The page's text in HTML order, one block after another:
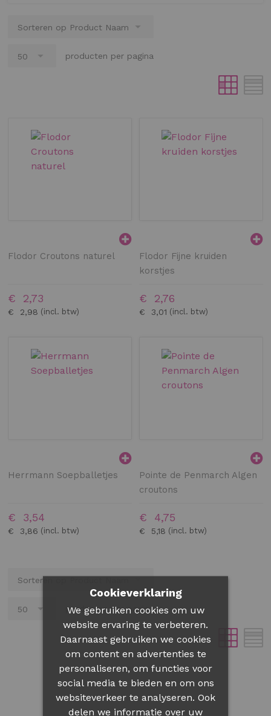
producten per pagina
Flodor Croutons naturel
€ 2,98
€ 2,73
Flodor Fijne kruiden
korstjes
€ 3,01
€ 2,76
Herrmann Soepballetjes
€ 3,86
€ 3,54
Pointe de Penmarch Algen
croutons
€ 5,18
€ 4,75
producten per pagina
Cookieverklaring
We gebruiken cookies om uw
website ervaring te verbeteren.
Daarnaast gebruiken we cookies
om content en advertenties te
personaliseren, om functies voor
social media te bieden en om ons
websiteverkeer te analyseren. Ook
delen we informatie over uw